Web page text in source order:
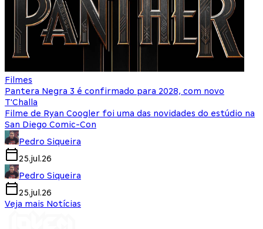
Filmes
Pantera Negra 3 é confirmado para 2028, com novo
T'Challa
Filme de Ryan Coogler foi uma das novidades do estúdio na
San Diego Comic-Con
Pedro Siqueira
25.jul.26
Pedro Siqueira
25.jul.26
Veja mais Notícias